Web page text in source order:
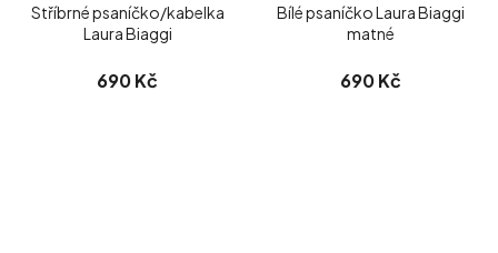
Stříbrné psaníčko/kabelka
Laura Biaggi
690 Kč
Bílé psaníčko Laura Biaggi
matné
690 Kč